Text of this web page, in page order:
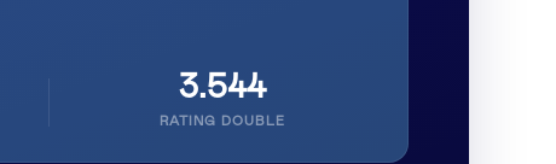
3.544
RATING DOUBLE